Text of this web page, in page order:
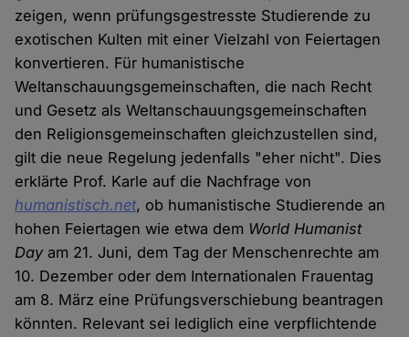
zeigen, wenn prüfungsgestresste Studierende zu
exotischen Kulten mit einer Vielzahl von Feiertagen
konvertieren. Für humanistische
Weltanschauungsgemeinschaften, die nach Recht
und Gesetz als Weltanschauungsgemeinschaften
den Religionsgemeinschaften gleichzustellen sind,
gilt die neue Regelung jedenfalls "eher nicht". Dies
erklärte Prof. Karle auf die Nachfrage von
humanistisch.net, ob humanistische Studierende an
hohen Feiertagen wie etwa dem World Humanist
Dayam 21. Juni, dem Tag der Menschenrechte am
10. Dezember oder dem Internationalen Frauentag
am 8. März eine Prüfungsverschiebung beantragen
könnten. Relevant sei lediglich eine verpflichtende